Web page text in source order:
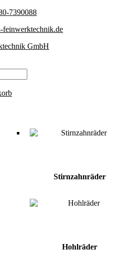
7390088
feinwerktechnik.de
Stirnzahnräder
Hohlräder